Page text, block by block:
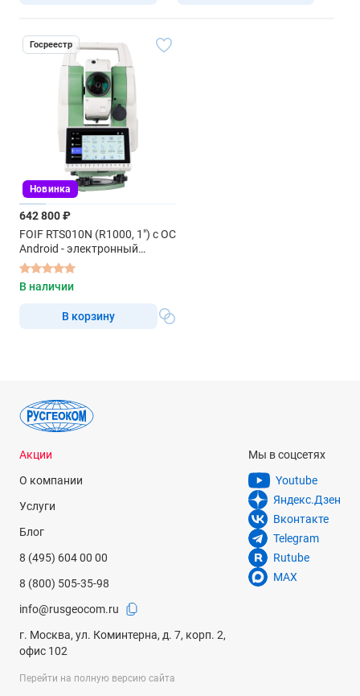
Госреестр
Новинка
642 800 ₽
FOIF RTS010N (R1000, 1") с ОС
Android - электронный
тахеометр
В наличии
В корзину
Акции
О компании
Услуги
Блог
8 (495) 604 00 00
8 (800) 505-35-98
info@rusgeocom.ru
г. Москва, ул. Коминтерна, д. 7, корп. 2,
офис 102
Мы в соцсетях
Youtube
Яндекс.Дзен
Вконтакте
Telegram
Rutube
MAX
Перейти на полную версию сайта